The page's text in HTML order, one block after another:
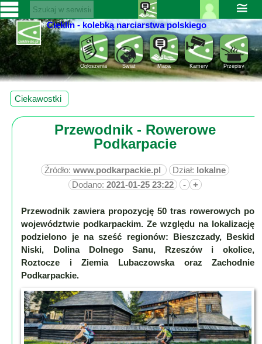
SERWISY
CIEKLIN-
SKI.PL
Wiadomości
Kultura
Sport
Narty
Ciekawostki
Lokalne
Filmy
Kamery
Informacje
Zaloguj
się ››
Rejestracja
Pomoc
≅
Cieklin - kolebką narciarstwa polskiego
Przepisy
Kamery
Mapa
Świat
Ogloszenia
Ciekawostki
Przewodnik - Rowerowe
Podkarpacie
Źródło: www.podkarpackie.pl Dział: lokalne
Dodano: 2021-01-25 23:22 - +
Przewodnik zawiera propozycję 50 tras rowerowych po
województwie podkarpackim. Ze względu na lokalizację
podzielono je na sześć regionów: Bieszczady, Beskid
Niski, Dolina Dolnego Sanu, Rzeszów i okolice,
Roztocze i Ziemia Lubaczowska oraz Zachodnie
Podkarpackie.